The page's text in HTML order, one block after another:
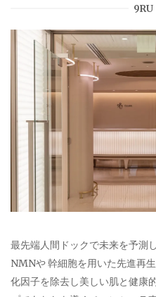
9RU
最先端人間ドックで未来を予測
NMNや 幹細胞を用いた先進再
化因子を除去し美しい肌と健康